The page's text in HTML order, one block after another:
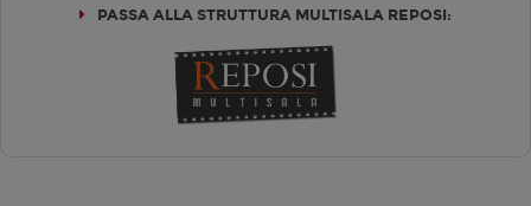
PASSA ALLA STRUTTURA MULTISALA REPOSI: